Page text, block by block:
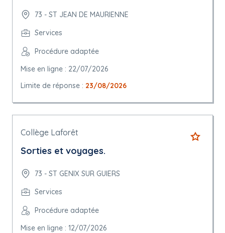
73 - ST JEAN DE MAURIENNE
Services
Procédure adaptée
Mise en ligne : 22/07/2026
Limite de réponse : 23/08/2026
Collège Laforêt
Sorties et voyages.
73 - ST GENIX SUR GUIERS
Services
Procédure adaptée
Mise en ligne : 12/07/2026